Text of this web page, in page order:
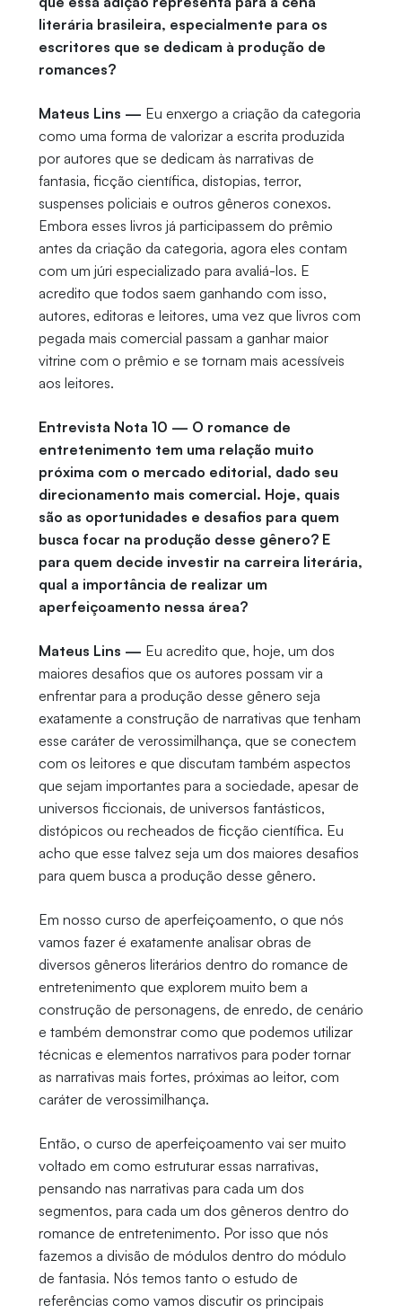
literária brasileira, especialmente para os
escritores que se dedicam à produção de
romances?
Mateus Lins — Eu enxergo a criação da categoria
como uma forma de valorizar a escrita produzida
por autores que se dedicam às narrativas de
fantasia, ficção científica, distopias, terror,
suspenses policiais e outros gêneros conexos.
Embora esses livros já participassem do prêmio
antes da criação da categoria, agora eles contam
com um júri especializado para avaliá-los. E
acredito que todos saem ganhando com isso,
autores, editoras e leitores, uma vez que livros com
pegada mais comercial passam a ganhar maior
vitrine com o prêmio e se tornam mais acessíveis
aos leitores.
Entrevista Nota 10 — O romance de
entretenimento tem uma relação muito
próxima com o mercado editorial, dado seu
direcionamento mais comercial. Hoje, quais
são as oportunidades e desafios para quem
busca focar na produção desse gênero? E
para quem decide investir na carreira literária,
qual a importância de realizar um
aperfeiçoamento nessa área?
Mateus Lins — Eu acredito que, hoje, um dos
maiores desafios que os autores possam vir a
enfrentar para a produção desse gênero seja
exatamente a construção de narrativas que tenham
esse caráter de verossimilhança, que se conectem
com os leitores e que discutam também aspectos
que sejam importantes para a sociedade, apesar de
universos ficcionais, de universos fantásticos,
distópicos ou recheados de ficção científica. Eu
acho que esse talvez seja um dos maiores desafios
para quem busca a produção desse gênero.
Em nosso curso de aperfeiçoamento, o que nós
vamos fazer é exatamente analisar obras de
diversos gêneros literários dentro do romance de
entretenimento que explorem muito bem a
construção de personagens, de enredo, de cenário
e também demonstrar como que podemos utilizar
técnicas e elementos narrativos para poder tornar
as narrativas mais fortes, próximas ao leitor, com
caráter de verossimilhança.
Então, o curso de aperfeiçoamento vai ser muito
voltado em como estruturar essas narrativas,
pensando nas narrativas para cada um dos
segmentos, para cada um dos gêneros dentro do
romance de entretenimento. Por isso que nós
fazemos a divisão de módulos dentro do módulo
de fantasia. Nós temos tanto o estudo de
referências como vamos discutir os principais